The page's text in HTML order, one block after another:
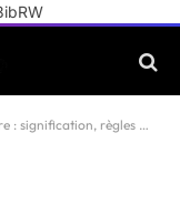
de priorité et erreurs fréquentes